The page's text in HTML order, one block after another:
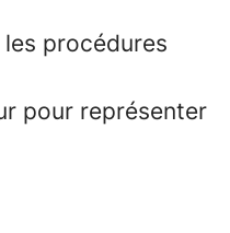
procédures
pour représenter